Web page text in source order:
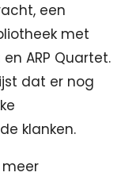
een
met
ARP Quartet.
dat er nog
klanken.